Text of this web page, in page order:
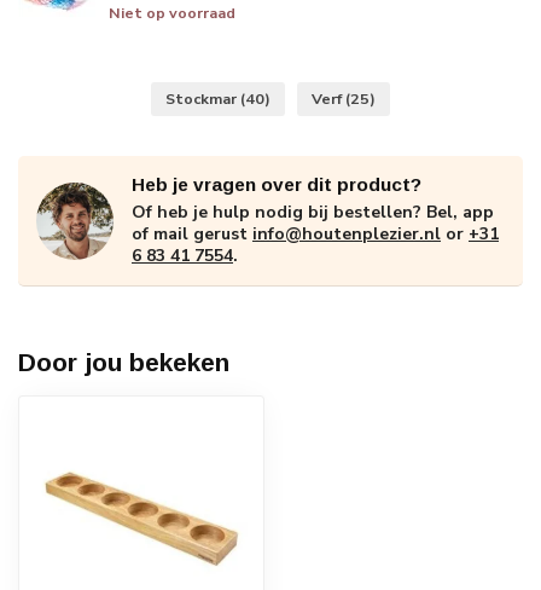
Niet op voorraad
Stockmar (40) Verf(25)
Heb je vragen over dit product?
Of heb je hulp nodig bij bestellen? Bel, app
of mail gerust info@houtenplezier.nl or +31
6 83 41 7554.
Door jou bekeken